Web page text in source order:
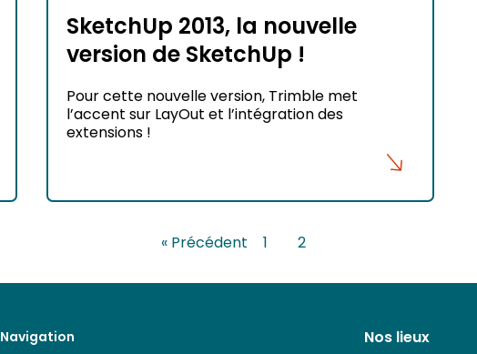
SketchUp 2013, la nouvelle
version de SketchUp !
Pour cette nouvelle version, Trimble met
l’accent sur LayOut et l’intégration des
extensions !
« Précédent 1 2
Navigation
Nos lieux